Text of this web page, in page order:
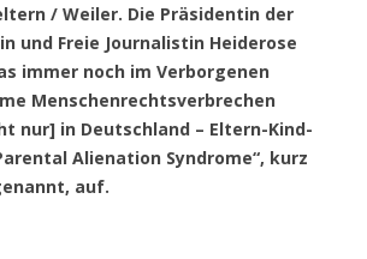
/ Weiler. Die Präsidentin der
und Freie Journalistin Heiderose
immer noch im Verborgenen
Menschenrechtsverbrechen
nur] in Deutschland – Eltern-Kind-
Alienation Syndrome“, kurz
auf.